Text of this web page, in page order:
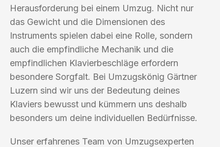
Herausforderung bei einem Umzug. Nicht nur
das Gewicht und die Dimensionen des
Instruments spielen dabei eine Rolle, sondern
auch die empfindliche Mechanik und die
empfindlichen Klavierbeschläge erfordern
besondere Sorgfalt. Bei Umzugskönig Gärtner
Luzern sind wir uns der Bedeutung deines
Klaviers bewusst und kümmern uns deshalb
besonders um deine individuellen Bedürfnisse.
Unser erfahrenes Team von Umzugsexperten